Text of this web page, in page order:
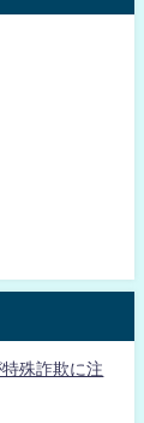
殊詐欺に注